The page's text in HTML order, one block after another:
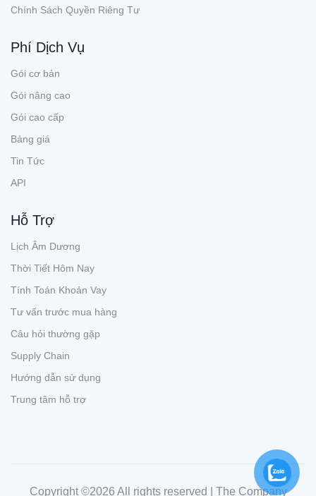
Chính Sách Quyền Riêng Tư
Phí Dịch Vụ
Gói cơ bản
Gói nâng cao
Gói cao cấp
Bảng giá
Tin Tức
API
Hỗ Trợ
Lịch Âm Dương
Thời Tiết Hôm Nay
Tính Toán Khoản Vay
Tư vấn trước mua hàng
Câu hỏi thường gặp
Supply Chain
Hướng dẫn sử dụng
Trung tâm hỗ trợ
Copyright ©2026 All rights reserved | The Company